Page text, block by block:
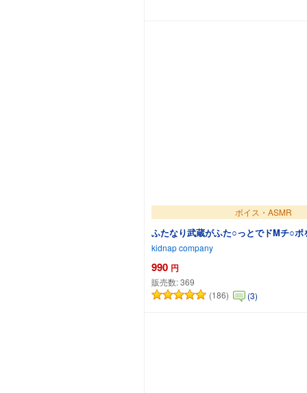
ボイス・ASMR
ふたなり武蔵がふた○っとでドMチ○ポ
kidnap company
990 円
販売数:369
(186)
(3)
カートに追加